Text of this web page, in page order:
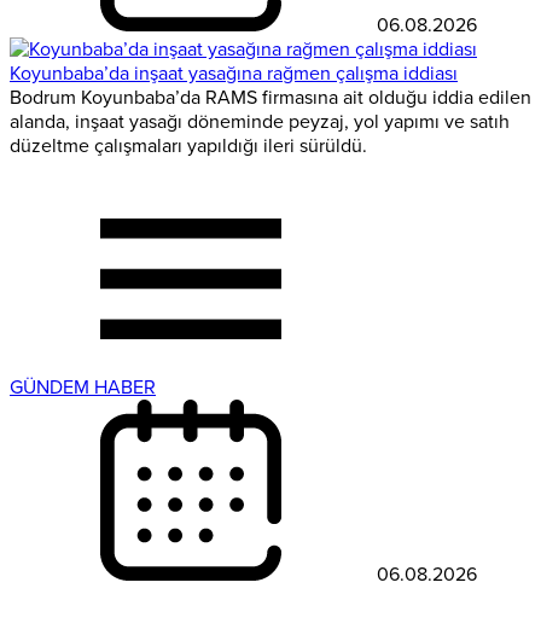
06.08.2026
Koyunbaba’da inşaat yasağına rağmen çalışma iddiası
Bodrum Koyunbaba’da RAMS firmasına ait olduğu iddia edilen
alanda, inşaat yasağı döneminde peyzaj, yol yapımı ve satıh
düzeltme çalışmaları yapıldığı ileri sürüldü.
GÜNDEM HABER
06.08.2026